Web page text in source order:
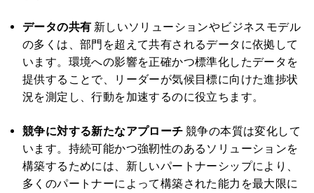
データの共有 新しいソリューションやビジネスモデル
の多くは、部門を超えて共有されるデータに依拠して
います。環境への影響を正確かつ標準化したデータを
提供することで、リーダーが気候目標に向けた進捗状
況を測定し、行動を加速するのに役立ちます。
競争に対する新たなアプローチ 競争の本質は変化して
います。持続可能かつ強靭性のあるソリューションを
構築するためには、新しいパートナーシップにより、
多くのパートナーによって構築された能力を最大限に